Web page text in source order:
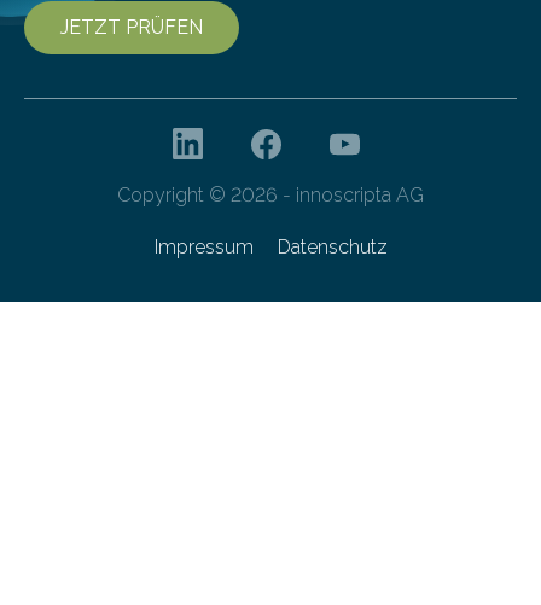
JETZT PRÜFEN
Copyright © 2026 - innoscripta AG
Impressum Datenschutz